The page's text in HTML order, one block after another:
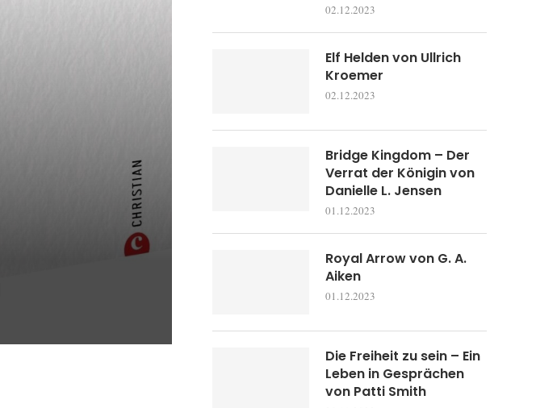
02.12.2023
Elf Helden von Ullrich
Kroemer
02.12.2023
Bridge Kingdom – Der
Verrat der Königin von
Danielle L. Jensen
01.12.2023
Royal Arrow von G. A.
Aiken
01.12.2023
Die Freiheit zu sein – Ein
Leben in Gesprächen
von Patti Smith